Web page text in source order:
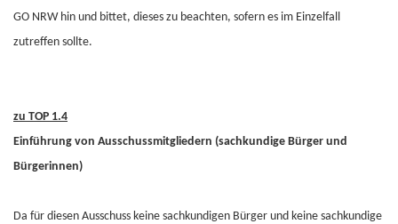
GO NRW hin und bittet, dieses zu beachten, sofern es im Einzelfall
zutreffen sollte.
zu TOP 1.4
Einführung von Ausschussmitgliedern (sachkundige Bürger und
Bürgerinnen)
Da für diesen Ausschuss keine sachkundigen Bürger und keine sachkundige